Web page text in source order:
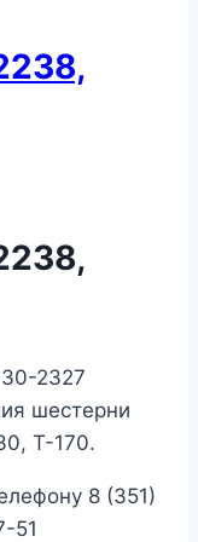
2327
шестерни
Т-170.
8 (351)
51